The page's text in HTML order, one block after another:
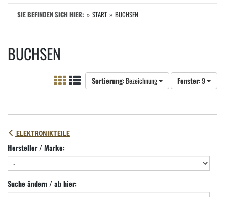
SIE BEFINDEN SICH HIER: START BUCHSEN
BUCHSEN
Sortierung: Bezeichnung Fenster: 9
ELEKTRONIKTEILE
Hersteller / Marke:
Suche ändern / ab hier: